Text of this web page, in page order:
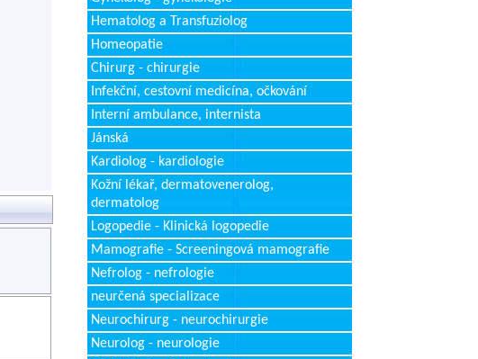
Hematolog a Transfuziolog
Homeopatie
Chirurg - chirurgie
Infekční, cestovní medicína, očkování
Interní ambulance, internista
Jánská
Kardiolog - kardiologie
Kožní lékař, dermatovenerolog,
dermatolog
Logopedie - Klinická logopedie
Mamografie - Screeningová mamografie
Nefrolog - nefrologie
neurčená specializace
Neurochirurg - neurochirurgie
Neurolog - neurologie